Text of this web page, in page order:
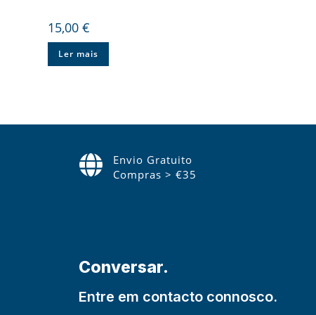
15,00€
Ler mais
Envio Gratuito
Compras > €35
Conversar.
Entre em contacto connosco.